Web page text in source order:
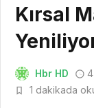
Kırsal
Hbr HD
1 dakikada